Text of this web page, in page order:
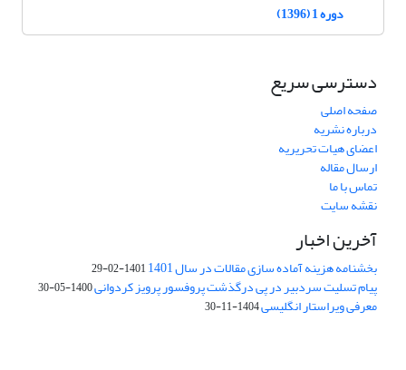
دوره 1 (1396)
دسترسی سریع
صفحه اصلی
درباره نشریه
اعضای هیات تحریریه
ارسال مقاله
تماس با ما
نقشه سایت
آخرین اخبار
بخشنامه هزینه آماده سازی مقالات در سال 1401 1401-02-29
پیام تسلیت سردبیر در پی درگذشت پروفسور پرویز کردوانی1400-05-30
معرفی ویراستار انگلیسی1404-11-30